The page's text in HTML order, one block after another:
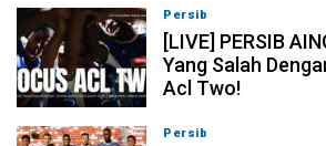
Persib
[LIVE] PERSIB
Yang Salah
Acl Two!
Persib